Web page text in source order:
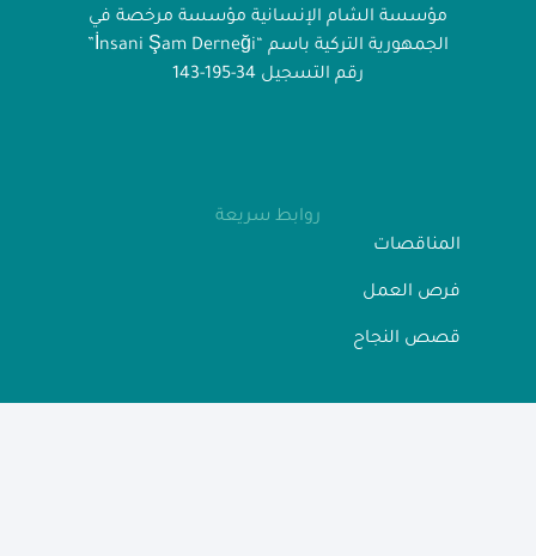
مؤسسة الشام الإنسانية مؤسسة مرخصة في
الجمهورية التركية باسم “İnsani Şam Derneği”
رقم التسجيل 34-195-143
روابط سريعة
المناقصات
فرص العمل
قصص النجاح